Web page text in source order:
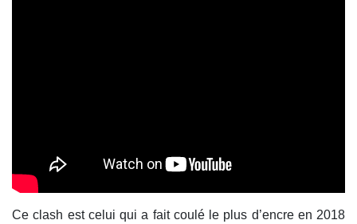
Ce clash est celui qui a fait coulé le plus d’encre en 2018